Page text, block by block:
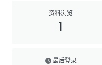
资料浏览
1
最后登录